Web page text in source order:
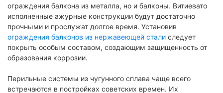
ограждения балкона из металла, но и балконы. Витиевато
исполненные ажурные конструкции будут достаточно
прочными и прослужат долгое время. Установив
ограждения балконов из нержавеющей стали следует
покрыть особым составом, создающим защищенность от
образования коррозии.
Перильные системы из чугунного сплава чаще всего
встречаются в постройках советских времен. Их